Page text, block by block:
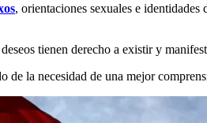
, orientaciones sexuales e identidades
tienen derecho a existir y
la necesidad de una mejor